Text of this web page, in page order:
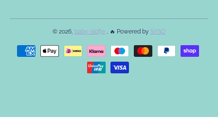
© 2026, baby-slofje , 🔥 Powered by SYSO
Betaalmethodes